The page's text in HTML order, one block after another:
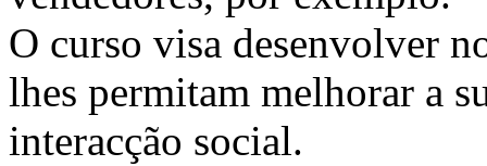
O curso visa desenvolver
lhes permitam melhorar a
interacção social.